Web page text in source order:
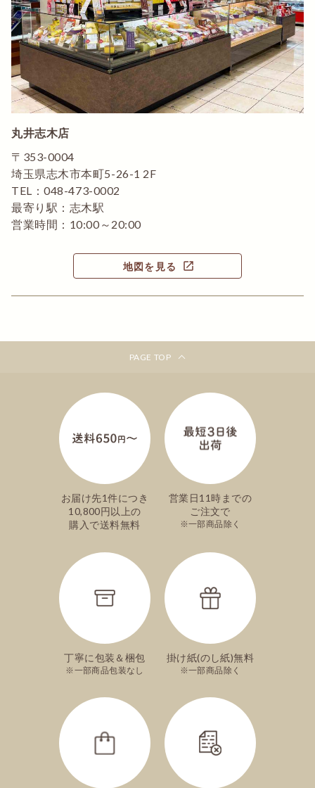
丸井志木店
〒353-0004
埼玉県志木市本町5-26-1 2F
TEL：048-473-0002
最寄り駅：志木駅
営業時間：10:00～20:00
地図を見る open_in_new
PAGE TOP
お届け先1件につき
10,800円以上の
購入で送料無料
営業日11時までの
ご注文で
一部商品除く
丁寧に包装＆梱包
一部商品包装なし
掛け紙(のし紙)無料
一部商品除く